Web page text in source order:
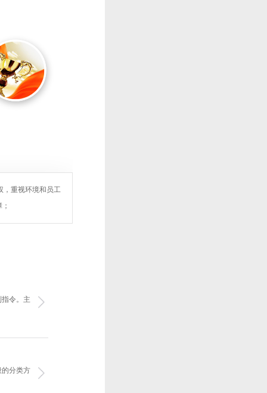
，重视环境和员工
令。主
分类方